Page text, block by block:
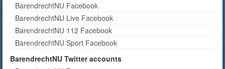
BarendrechtNU Facebook
BarendrechtNU Live Facebook
BarendrechtNU 112 Facebook
BarendrechtNU Sport Facebook
BarendrechtNU Twitter accounts